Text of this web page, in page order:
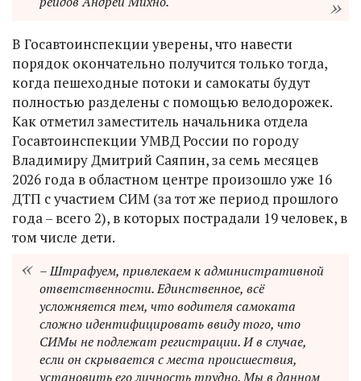
В Госавтоинспекции уверены, что навести
порядок окончательно получится только тогда,
когда пешеходные потоки и самокаты будут
полностью разделены с помощью велодорожек.
Как отметил заместитель начальника отдела
Госавтоинспекции УМВД России по городу
Владимиру Дмитрий Саяпин, за семь месяцев
2026 года в областном центре произошло уже 16
ДТП с участием СИМ (за тот же период прошлого
года – всего 2), в которых пострадали 19 человек, в
том числе дети.
– Штрафуем, привлекаем к административной
ответственности. Единственное, всё
усложняется тем, что водителя самоката
сложно идентифицировать ввиду того, что
СИМы не подлежат регистрации. И в случае,
если он скрывается с места происшествия,
установить его личность трудно. Мы в данном